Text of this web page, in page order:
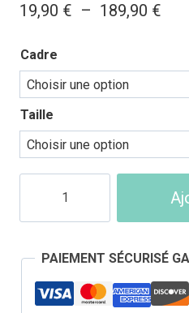
19,90 € – 189,90 €
Cadre
Taille
Tableau
de
Mort
Serpent
PAIEMENT SÉCURISÉ